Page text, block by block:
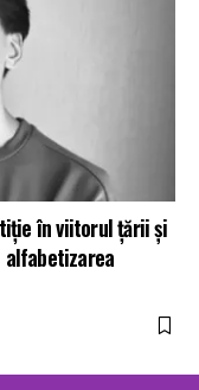
în viitorul țării și
alfabetizarea